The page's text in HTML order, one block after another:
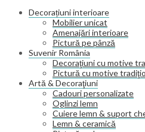
Decorațiuni interioare
Mobilier unicat
Amenajări interioare
Pictură pe pânză
Suvenir România
Decoraţiuni cu motive
Pictură cu motive
Artă & Decoraţiuni
Cadouri personalizate
Oglinzi lemn
Cuiere lemn & suport
Lemn & ceramică